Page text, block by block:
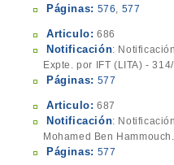
Páginas: 576, 577
Articulo: 686
Notificación:
Expte. por IFT (LITA) -
Páginas: 577
Articulo: 687
Notificación:
Mohamed Ben Hammouch.
Páginas: 577